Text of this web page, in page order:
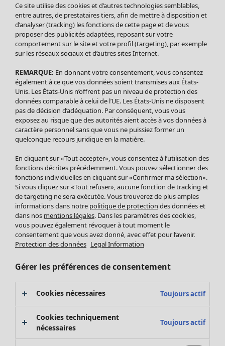
Soldes Vêtements
Tous les vêtements
Robes
Tuniques
Blouses
Tops
Gilets
Pantalon
Jupes
Leggings et collants
Accessoires
Chaussures
Vêtements de bain
Basics
Soldes Mobilier
Bonnes affaires déco
Décoration
Textiles
Tapis
Éponge
Ce site utilise des cookies et d’autres technologies semblables,
entre autres, de prestataires tiers, afin de mettre à disposition et
d’analyser (tracking) les fonctions de cette page et de vous
proposer des publicités adaptées, reposant sur votre
comportement sur le site et votre profil (targeting), par exemple
sur les réseaux sociaux et d’autres sites Internet.
REMARQUE: En donnant votre consentement, vous consentez
également à ce que vos données soient transmises aux États-
Unis. Les États-Unis n’offrent pas un niveau de protection des
données comparable à celui de l’UE. Les États-Unis ne disposent
pas de décision d’adéquation. Par conséquent, vous vous
exposez au risque que des autorités aient accès à vos données à
caractère personnel sans que vous ne puissiez former un
quelconque recours juridique en la matière.
En cliquant sur «Tout accepter», vous consentez à l’utilisation des
fonctions décrites précédemment. Vous pouvez sélectionner des
fonctions individuelles en cliquant sur «Confirmer ma sélection».
Si vous cliquez sur «Tout refuser», aucune fonction de tracking et
de targeting ne sera exécutée. Vous trouverez de plus amples
informations dans notre politique de protection des données et
dans nos mentions légales. Dans les paramètres des cookies,
vous pouvez également révoquer à tout moment le
consentement que vous avez donné, avec effet pour l’avenir.
Protection des données Legal Information
Gérer les préférences de consentement
Cookies nécessaires Toujours actif
Cookies techniquement
nécessaires
Toujours actif